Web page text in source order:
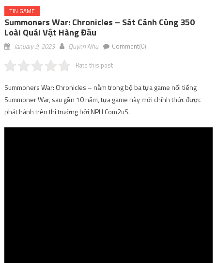
TIN GAME
Summoners War: Chronicles – Sát Cánh Cùng 350
Loài Quái Vật Hàng Đầu
January 9, 2023 Quynh Nhu Comment(0)
Rate this post
Summoners War: Chronicles – nằm trong bộ ba tựa game nổi tiếng
Summoner War, sau gần 10 năm, tựa game này mới chính thức được
phát hành trên thị trường bởi NPH Com2uS.